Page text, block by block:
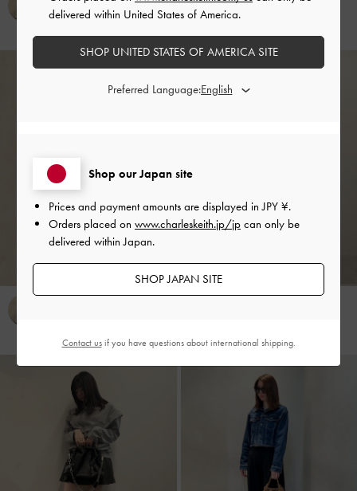
本社オフィス 本社オフィス
Shop our Japan site
Prices and payment amounts are displayed inJPY ¥.
Orders placed on www.charleskeith.jp/jp can only be
delivered within Japan.
SHOP JAPAN SITE
delivered within United States of America.
SHOP UNITED STATES OF AMERICA SITE
Preferred Language:
Contact usif you have questions about international shipping.